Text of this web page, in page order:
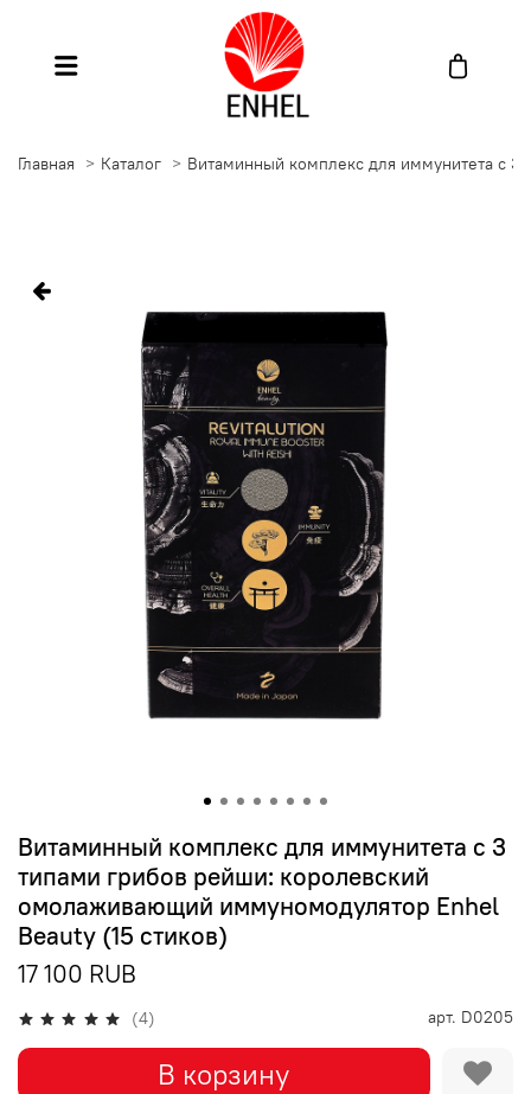
Главная Каталог Витаминный комплекс для иммунитета с
(4) арт. D0205
Витаминный комплекс для иммунитета с 3
типами грибов рейши: королевский
омолаживающий иммуномодулятор Enhel
Beauty (15 стиков)
17 100 RUB
В корзину